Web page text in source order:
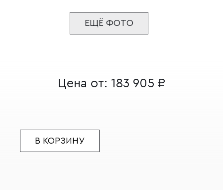
ЕЩЁ ФОТО
Цена от: 183 905 ₽
В КОРЗИНУ